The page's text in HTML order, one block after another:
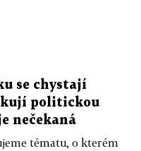
se chystají
politickou
nečekaná
tématu, o kterém